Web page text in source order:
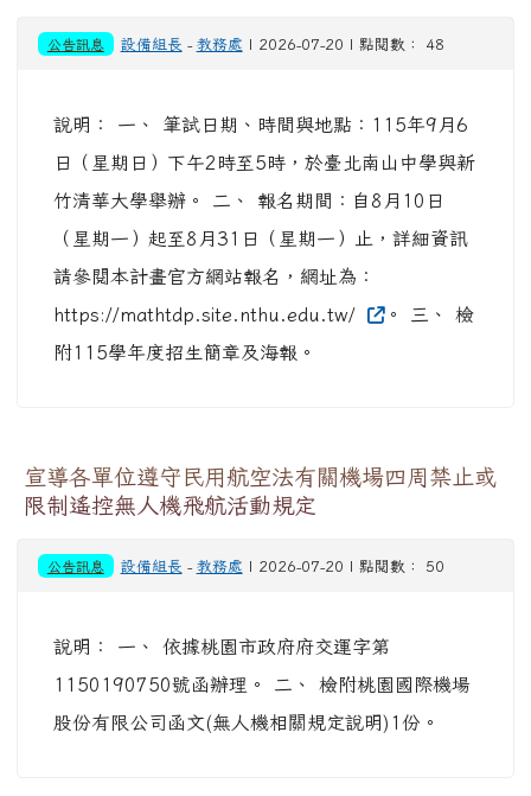
公告訊息 設備組長 - 教務處 | 2026-07-20 | 點閱數： 48
說明： 一、 筆試日期、時間與地點：115年9月6
日（星期日）下午2時至5時，於臺北南山中學與新
竹清華大學舉辦。 二、 報名期間：自8月10日
（星期一）起至8月31日（星期一）止，詳細資訊
請參閱本計畫官方網站報名，網址為：
https://mathtdp.site.nthu.edu.tw/
。 三、 檢
附115學年度招生簡章及海報。
宣導各單位遵守民用航空法有關機場四周禁止或
限制遙控無人機飛航活動規定
公告訊息 設備組長 - 教務處 | 2026-07-20 | 點閱數： 50
說明： 一、 依據桃園市政府府交運字第
1150190750號函辦理。 二、 檢附桃園國際機場
股份有限公司函文(無人機相關規定說明)1份。